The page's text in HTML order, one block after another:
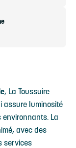
, La Toussuire
assure luminosité
La
avec des
services